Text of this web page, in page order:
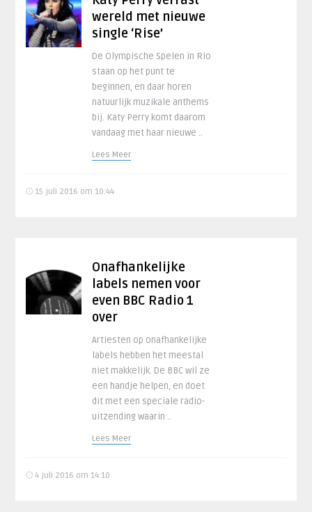
wereld met nieuwe
single ‘Rise’
De Olympische Spelen in Rio
staan op het punt te
beginnen, en daar horen
natuurlijk muzikale anthems
bij. Katy Perry komt daarom
vandaag met haar nieuwe ..
Lees Meer
15 juli 2016 om 10:44
Onafhankelijke
labels nemen voor
even BBC Radio 1
over
Artiesten op onafhankelijke
labels hebben het meestal
niet makkelijk. De BBC wil ze
een handje helpen, en doet
dit met een speciale radio-
uitzending waarin ..
Lees Meer
4 juli 2016 om 14:10